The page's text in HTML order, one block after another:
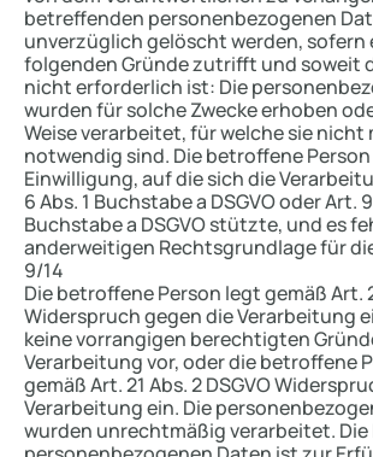
betreffenden personenbezogenen
unverzüglich gelöscht werden, sofern
folgenden Gründe zutrifft und soweit
nicht erforderlich ist: Die
wurden für solche Zwecke erhoben
Weise verarbeitet, für welche sie nicht
notwendig sind. Die betroffene
Einwilligung, auf die sich die
6 Abs. 1 Buchstabe a DSGVO oder Art.
Buchstabe a DSGVO stützte, und es
anderweitigen Rechtsgrundlage für
9/14
Die betroffene Person legt gemäß Art.
Widerspruch gegen die Verarbeitung
keine vorrangigen berechtigten
Verarbeitung vor, oder die betroffene
gemäß Art. 21 Abs. 2 DSGVO
Verarbeitung ein. Die
wurden unrechtmäßig verarbeitet.